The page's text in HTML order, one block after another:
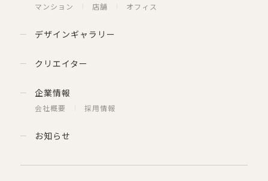
マンション 店舗 オフィス
デザインギャラリー
クリエイター
企業情報
会社概要 採用情報
お知らせ